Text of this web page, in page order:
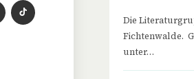
Die
Fichtenwalde.
unter…